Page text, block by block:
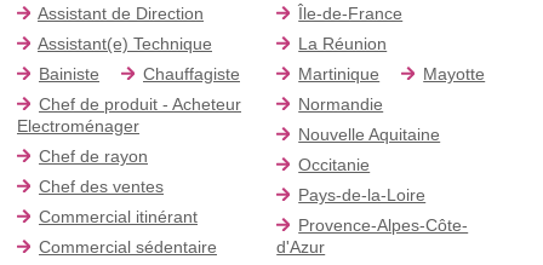
Assistant de Direction
Assistant(e) Technique
Bainiste
Chauffagiste
Chef de produit - Acheteur
Electroménager
Chef de rayon
Chef des ventes
Commercial itinérant
Commercial sédentaire
Île-de-France
La Réunion
Martinique
Mayotte
Normandie
Nouvelle Aquitaine
Occitanie
Pays-de-la-Loire
Provence-Alpes-Côte-
d'Azur